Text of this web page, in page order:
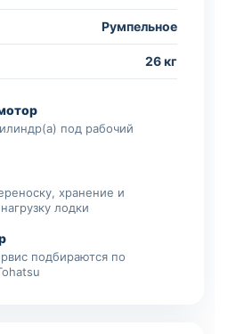
Румпельное
26 кг
под рабочий
хранение и
лодки
подбираются по